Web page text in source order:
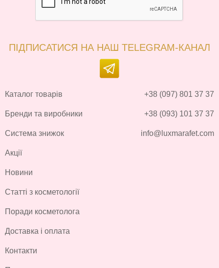
ПІДПИСАТИСЯ НА НАШ TELEGRAM-КАНАЛ
Каталог товарів
Бренди та виробники
Система знижок
Акції
Новини
Статті з косметології
Поради косметолога
Доставка і оплата
Контакти
+38 (097) 801 37 37
+38 (093) 101 37 37
info@luxmarafet.com